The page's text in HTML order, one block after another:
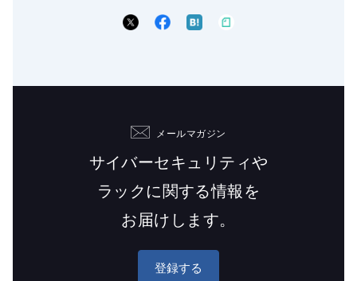
メールマガジン
サイバーセキュリティや
ラックに関する情報を
お届けします。
登録する